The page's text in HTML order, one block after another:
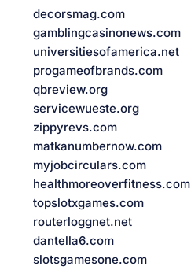
decorsmag.com
gamblingcasinonews.com
universitiesofamerica.net
progameofbrands.com
qbreview.org
servicewueste.org
zippyrevs.com
matkanumbernow.com
myjobcirculars.com
healthmoreoverfitness.com
topslotxgames.com
routerloggnet.net
dantella6.com
slotsgamesone.com